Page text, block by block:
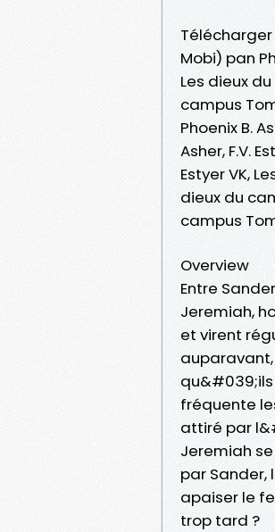
Télécharger
Mobi) pan
Les dieux du
campus
Phoenix B.
Asher, F.V.
Estyer VK,
dieux du
campus
Overview
Entre
Jeremiah,
et virent
fréquente
attiré par
Jeremiah
par Sander,
apaiser le
trop tard ?